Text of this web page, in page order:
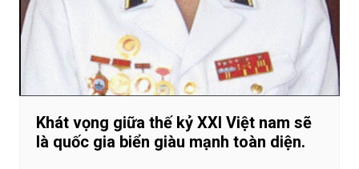
Khát vọng giữa thế kỷ XXI Việt nam sẽ
là quốc gia biển giàu mạnh toàn diện.